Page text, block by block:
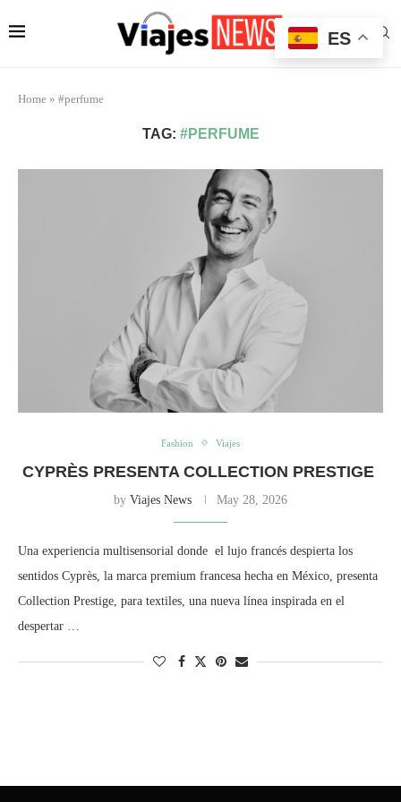
Home » #perfume
TAG: #PERFUME
Fashion Viajes
CYPRÈS PRESENTA COLLECTION PRESTIGE
by Viajes News May 28, 2026
Una experiencia multisensorial donde el lujo francés despierta los
sentidos Cyprès, la marca premium francesa hecha en México, presenta
Collection Prestige, para textiles, una nueva línea inspirada en el
despertar …
ES